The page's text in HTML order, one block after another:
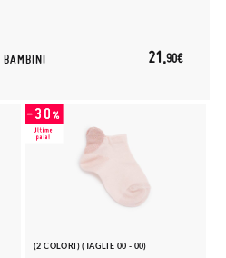
BAMBINI 21,90€
(2 COLORI) (TAGLIE 00 - 00)